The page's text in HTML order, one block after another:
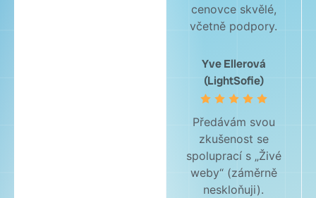
cenovce skvělé,
včetně podpory.
Yve Ellerová
(LightSofie)
Předávám svou
zkušenost se
spoluprací s „Živé
weby“ (záměrně
neskloňuji).